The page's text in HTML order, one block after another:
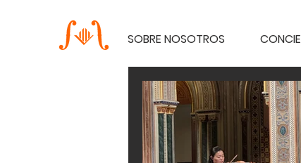
SOBRE NOSOTROS